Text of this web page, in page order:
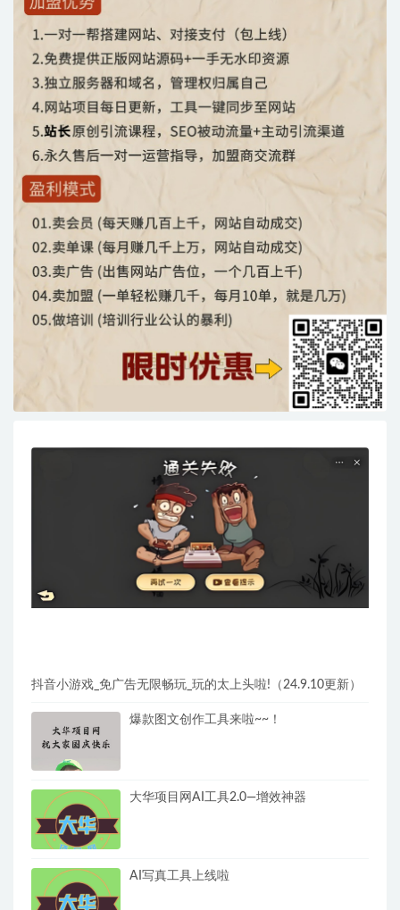
抖音小游戏_免广告无限畅玩_玩的太上头啦!（24.9.10更新）
爆款图文创作工具来啦~~！
大华项目网AI工具2.0—增效神器
AI写真工具上线啦